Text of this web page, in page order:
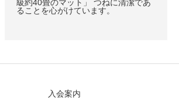
級約40畳のマット」 つねに清潔であ
ることを心がけています。
入会案内